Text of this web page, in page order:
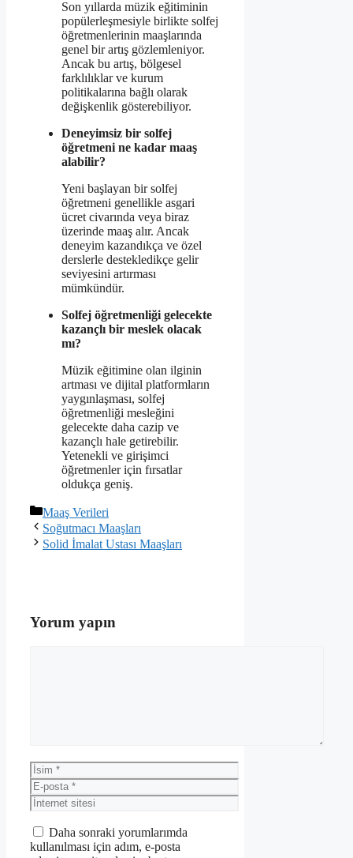
Son yıllarda müzik eğitiminin
popülerleşmesiyle birlikte solfej
öğretmenlerinin maaşlarında
genel bir artış gözlemleniyor.
Ancak bu artış, bölgesel
farklılıklar ve kurum
politikalarına bağlı olarak
değişkenlik gösterebiliyor.
Deneyimsiz bir solfej
öğretmeni ne kadar maaş
alabilir?
Yeni başlayan bir solfej
öğretmeni genellikle asgari
ücret civarında veya biraz
üzerinde maaş alır. Ancak
deneyim kazandıkça ve özel
derslerle destekledikçe gelir
seviyesini artırması
mümkündür.
Solfej öğretmenliği gelecekte
kazançlı bir meslek olacak
mı?
Müzik eğitimine olan ilginin
artması ve dijital platformların
yaygınlaşması, solfej
öğretmenliği mesleğini
gelecekte daha cazip ve
kazançlı hale getirebilir.
Yetenekli ve girişimci
öğretmenler için fırsatlar
oldukça geniş.
Kategoriler
Maaş Verileri
Soğutmacı Maaşları
Solid İmalat Ustası Maaşları
Yorum yapın
İsim
E-
posta
İnternet
sitesi
Daha sonraki yorumlarımda
kullanılması için adım, e-posta